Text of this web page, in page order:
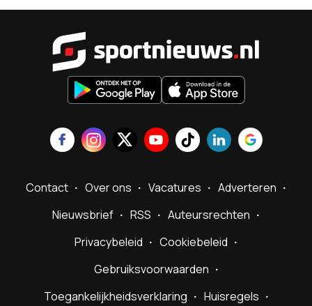
Contact Over ons Vacatures
Adverteren
Nieuwsbrief
RSS
Auteursrechten
Privacybeleid
Cookiebeleid
Gebruiksvoorwaarden
Toegankelijkheidsverklaring
Huisregels